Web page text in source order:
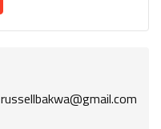
russellbakwa@gmail.com